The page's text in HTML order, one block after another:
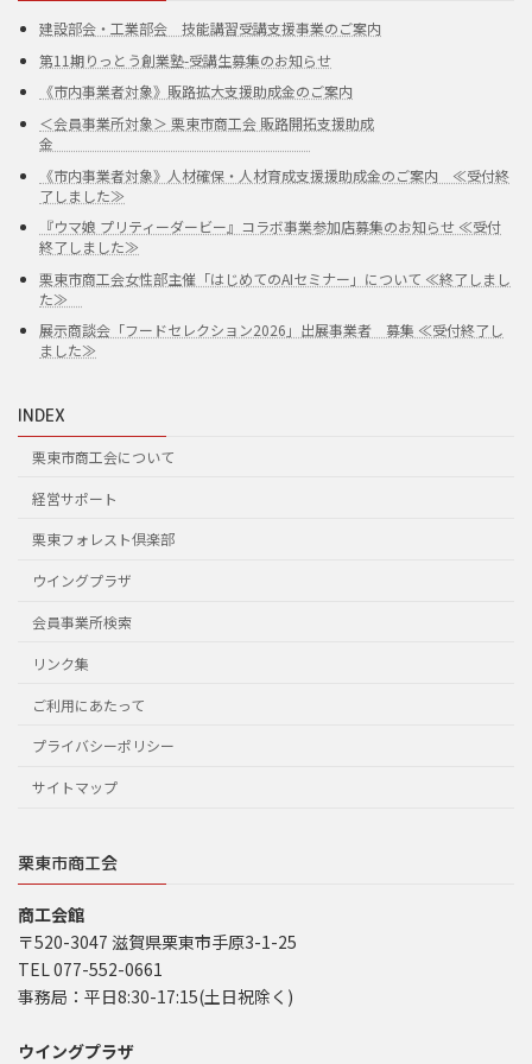
建設部会・工業部会 技能講習受講支援事業のご案内
第11期りっとう創業塾-受講生募集のお知らせ
《市内事業者対象》販路拡大支援助成金のご案内
＜会員事業所対象＞ 栗東市商工会 販路開拓支援助成
金
《市内事業者対象》人材確保・人材育成支援援助成金のご案内 ≪受付終
了しました≫
『ウマ娘 プリティーダービー』コラボ事業参加店募集のお知らせ ≪受付
終了しました≫
栗東市商工会女性部主催「はじめてのAIセミナー」について ≪終了しまし
た≫
展示商談会「フードセレクション2026」出展事業者 募集 ≪受付終了し
ました≫
INDEX
栗東市商工会について
経営サポート
栗東フォレスト倶楽部
ウイングプラザ
会員事業所検索
リンク集
ご利用にあたって
プライバシーポリシー
サイトマップ
栗東市商工会
商工会館
〒520-3047 滋賀県栗東市手原3-1-25
TEL 077-552-0661
事務局：平日8:30-17:15(土日祝除く)
ウイングプラザ